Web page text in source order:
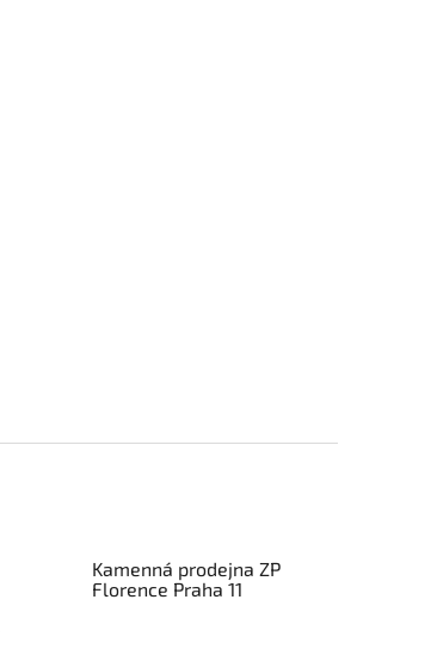
Kamenná prodejna ZP
Florence Praha 11